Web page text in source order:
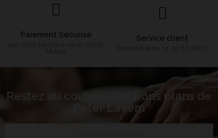
Paiement Sécurisé Service client
Restez au courant des bons plans de
Peter Lavem